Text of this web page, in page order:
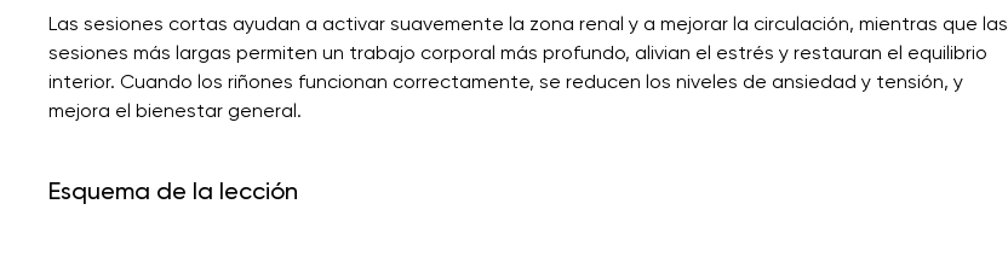
Las sesiones cortas ayudan a activar suavemente la zona renal y a mejorar la circulación, mientras que las
sesiones más largas permiten un trabajo corporal más profundo, alivian el estrés y restauran el equilibrio
interior. Cuando los riñones funcionan correctamente, se reducen los niveles de ansiedad y tensión, y
mejora el bienestar general.
Esquema de la lección